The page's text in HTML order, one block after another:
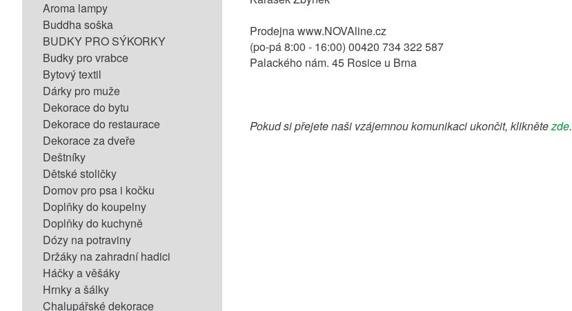
Aroma lampy
Buddha soška
BUDKY PRO SÝKORKY
Budky pro vrabce
Bytový textil
Dárky pro muže
Dekorace do bytu
Dekorace do restaurace
Dekorace za dveře
Deštníky
Dětské stoličky
Domov pro psa i kočku
Doplňky do koupelny
Doplňky do kuchyně
Dózy na potraviny
Držáky na zahradní hadici
Háčky a věšáky
Hrnky a šálky
Chalupářské dekorace
Prodejna www.NOVAline.cz
(po-pá 8:00 - 16:00) 00420 734 322 587
Palackého nám. 45 Rosice u Brna
Pokud si přejete naši vzájemnou komunikaci ukončit, kliknětezde.